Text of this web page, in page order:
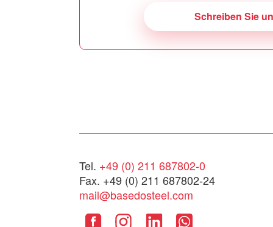
Schreiben Sie
Tel. +49 (0) 211 687802-0
Fax. +49 (0) 211 687802-24
mail@basedosteel.com